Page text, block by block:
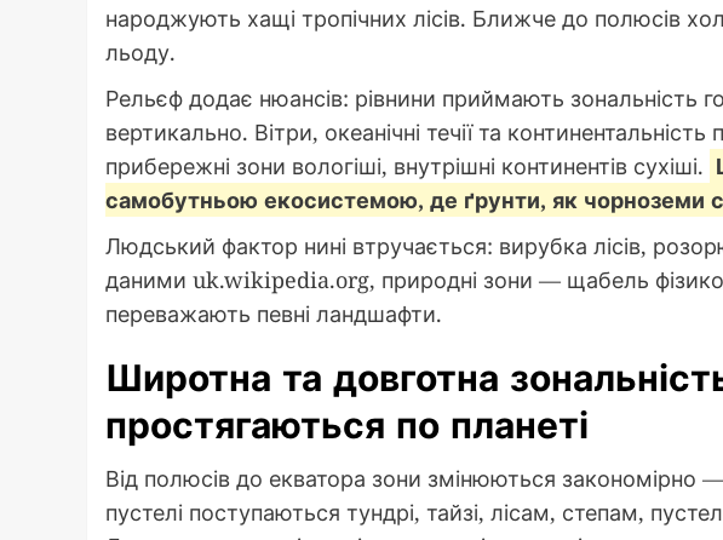
народжують хащі тропічних лісів. Ближче до полюсів
льоду.
Рельєф додає нюансів: рівнини приймають зональність
вертикально. Вітри, океанічні течії та
прибережні зони вологіші, внутрішні континентів сухіші.
самобутньою екосистемою, де ґрунти, як чорноземи
Людський фактор нині втручається: вирубка лісів,
даними uk.wikipedia.org, природні зони — щабель
переважають певні ландшафти.
Широтна та довготна
простягаються по планеті
Від полюсів до екватора зони змінюються закономірно
пустелі поступаються тундрі, тайзі, лісам, степам,